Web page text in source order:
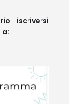
iscriversi
a: